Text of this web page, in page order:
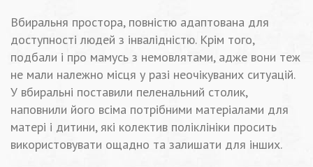
Вбиральня простора, повністю адаптована для
доступності людей з інвалідністю. Крім того,
подбали і про мамусь з немовлятами, адже вони теж
не мали належно місця у разі неочікуваних ситуацій.
У вбиральні поставили пеленальний столик,
наповнили його всіма потрібними матеріалами для
матері і дитини, які колектив поліклініки просить
використовувати ощадно та залишати для інших.